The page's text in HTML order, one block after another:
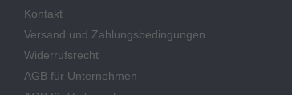
Kontakt
Versand und Zahlungsbedingungen
Widerrufsrecht
AGB für Unternehmen